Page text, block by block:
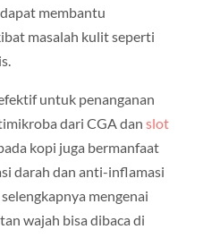
membantu
masalah kulit seperti
untuk penanganan
dari CGA dan slot
kopi juga bermanfaat
darah dan anti-inflamasi
mengenai
wajah bisa dibaca di